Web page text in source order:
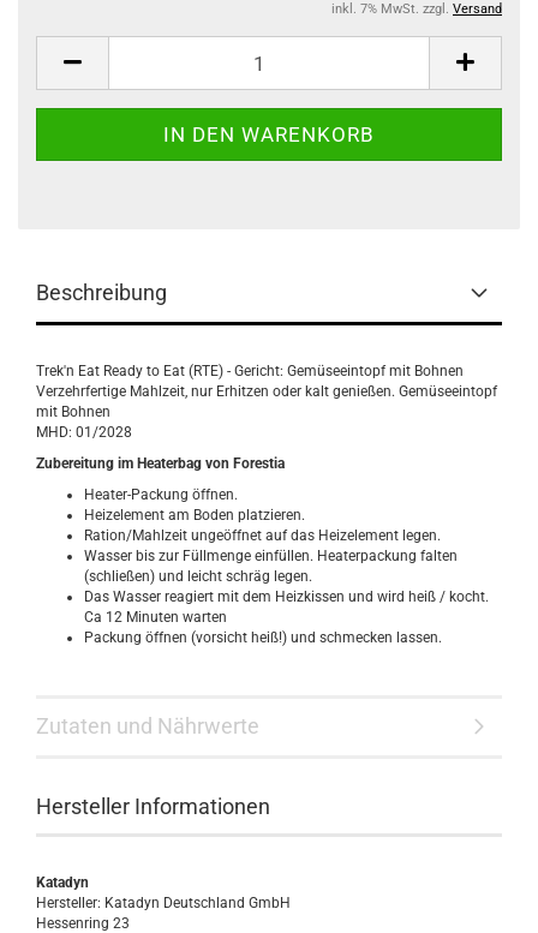
inkl. 7% MwSt. zzgl. Versand
Beschreibung
Trek'n Eat Ready to Eat (RTE) - Gericht: Gemüseeintopf mit Bohnen
Verzehrfertige Mahlzeit, nur Erhitzen oder kalt genießen. Gemüseeintopf
mit Bohnen
MHD: 01/2028
Zubereitung im Heaterbag von Forestia
Heater-Packung öffnen.
Heizelement am Boden platzieren.
Ration/Mahlzeit ungeöffnet auf das Heizelement legen.
Wasser bis zur Füllmenge einfüllen. Heaterpackung falten
(schließen) und leicht schräg legen.
Das Wasser reagiert mit dem Heizkissen und wird heiß / kocht.
Ca 12 Minuten warten
Packung öffnen (vorsicht heiß!) und schmecken lassen.
Zutaten und Nährwerte
Hersteller Informationen
Katadyn
Hersteller: Katadyn Deutschland GmbH
Hessenring 23